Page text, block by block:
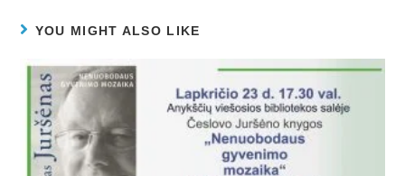
YOU MIGHT ALSO LIKE